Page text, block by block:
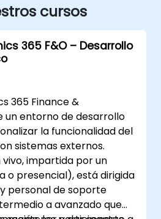
cursos
365 F&O – Desarrollo
365 Finance &
un entorno de desarrollo
la funcionalidad del
sistemas externos.
impartida por un
o presencial), está dirigida
personal de soporte
a avanzado que